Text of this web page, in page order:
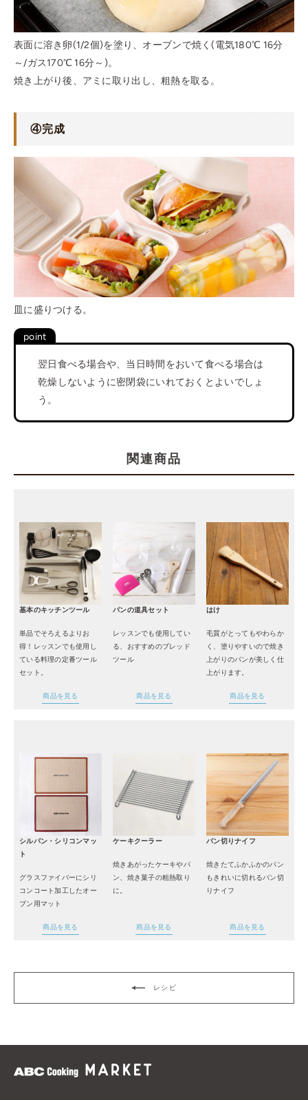
表面に溶き卵(1/2個)を塗り、オーブンで焼く(電気180℃ 16分
～/ガス170℃ 16分～)。
焼き上がり後、アミに取り出し、粗熱を取る。
④完成
皿に盛りつける。
翌日食べる場合や、当日時間をおいて食べる場合は
乾燥しないように密閉袋にいれておくとよいでしょ
う。
関連商品
基本のキッチンツール
単品でそろえるよりお
得！レッスンでも使用し
ている料理の定番ツール
セット。
商品を見る
パンの道具セット
レッスンでも使用してい
る、おすすめのブレッド
ツール
商品を見る
はけ
毛質がとってもやわらか
く、塗りやすいので焼き
上がりのパンが美しく仕
上がります。
商品を見る
シルパン・シリコンマッ
ト
グラスファイバーにシリ
コンコート加工したオー
ブン用マット
商品を見る
ケーキクーラー
焼きあがったケーキやパ
ン、焼き菓子の粗熱取り
に。
商品を見る
パン切りナイフ
焼きたてふかふかのパン
もきれいに切れるパン切
りナイフ
商品を見る
レシピ